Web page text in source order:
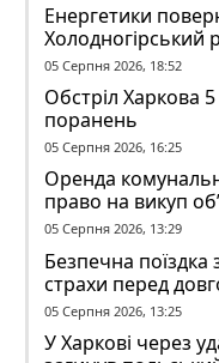
Енергетики
Холодногірський
ворожого обстрілу
05 Серпня 2026, 18:52
Обстріл Харкова
поранень
05 Серпня 2026, 16:25
Оренда
право на викуп
05 Серпня 2026, 13:29
Безпечна поїздка
страхи перед
05 Серпня 2026, 13:25
У Харкові через